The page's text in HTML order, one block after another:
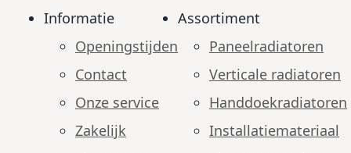
Informatie
Openingstijden
Contact
Onze service
Zakelijk
Assortiment
Paneelradiatoren
Verticale radiatoren
Handdoekradiatoren
Installatiemateriaal